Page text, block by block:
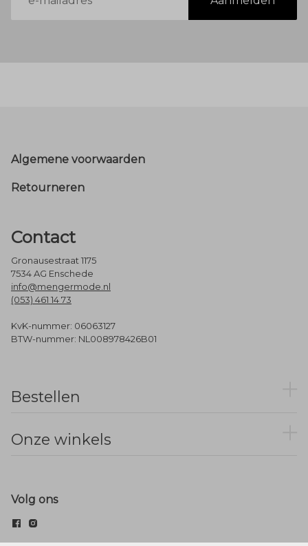
mailadres
Footer
Algemene voorwaarden
Retourneren
Contact
Gronausestraat 1175
7534 AG Enschede
info@mengermode.nl
(053) 461 14 73
KvK-nummer: 06063127
BTW-nummer: NL008978426B01
Bestellen
Onze winkels
Volg ons